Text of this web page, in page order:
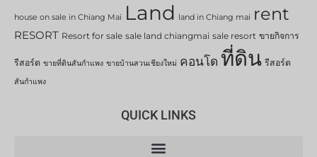
house on sale in Chiang Mai Land land in Chiang mai rent
RESORT Resort for sale sale land chiangmai sale resort ขายกิจการ
รีสอร์ต ขายที่ดินสันกำแพง ขายบ้านสวนเชียงใหม่ คอนโด ที่ดิน รีสอร์ต
สันกำแพง
QUICK LINKS